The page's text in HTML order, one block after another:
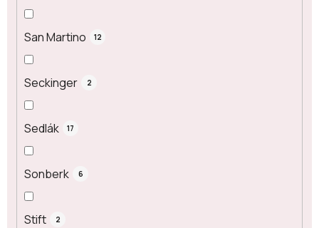
San Martino 12
Seckinger 2
Sedlák 17
Sonberk 6
Stift 2